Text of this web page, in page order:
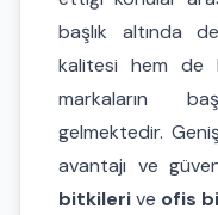
başlık altında
kalitesi hem de
markaların
gelmektedir.
avantajı ve
bitkilerive ofis